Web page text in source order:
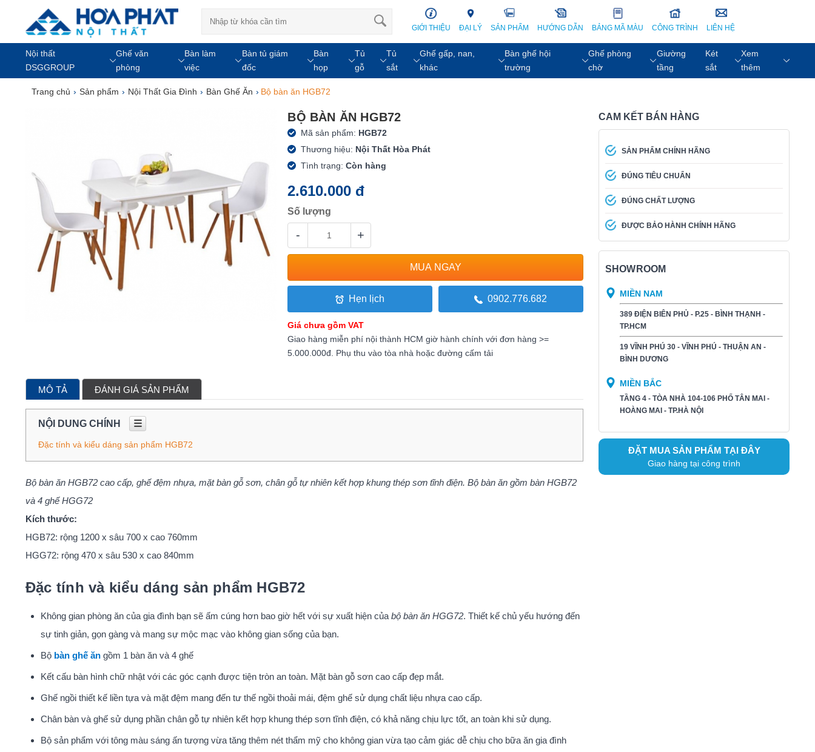
GIỚI THIỆU ĐẠI LÝ SẢN PHẨM HƯỚNG DẪN BẢNG MÃ MÀU CÔNG TRÌNH LIÊN HỆ
Nội thất
DSGGROUP
Ghế văn
phòng
Bàn làm
việc
Bàn tủ giám
đốc
Bàn
họp
Tủ
gỗ
Tủ
sắt
Ghế gấp, nan,
khác
Bàn ghế hội
trường
Ghế phòng
chờ
Giường
tầng
Két
sắt
Xem
thêm
Trang chủ › Sản phẩm › Nội Thất Gia Đình › Bàn Ghế Ăn › Bộ bàn ăn HGB72
BỘ BÀN ĂN HGB72
Mã sản phẩm: HGB72
Thương hiệu: Nội Thất Hòa Phát
Tình trạng:Còn hàng
2.610.000 đ
Số lượng
- +
Hẹn lịch 0902.776.682
Giá chưa gồm VAT
Giao hàng miễn phí nội thành HCM giờ hành chính với đơn hàng >=
5.000.000đ. Phụ thu vào tòa nhà hoặc đường cấm tải
MÔ TẢ ĐÁNH GIÁ SẢN PHẨM
NỘI DUNG CHÍNH ☰
Đặc tính và kiểu dáng sản phẩm HGB72
Bộ bàn ăn HGB72 cao cấp, ghế đệm nhựa, mặt bàn gỗ sơn, chân gỗ tự nhiên kết hợp khung thép sơn tĩnh điện. Bộ bàn ăn gồm bàn HGB72
và 4 ghế HGG72
Kích thước:
HGB72: rộng 1200 x sâu 700 x cao 760mm
HGG72: rộng 470 x sâu 530 x cao 840mm
Đặc tính và kiểu dáng sản phẩm HGB72
Không gian phòng ăn của gia đình bạn sẽ ấm cúng hơn bao giờ hết với sự xuất hiện của bộ bàn ăn HGG72. Thiết kế chủ yếu hướng đến
sự tinh giản, gọn gàng và mang sự mộc mạc vào không gian sống của bạn.
Bộ bàn ghế ăn gồm 1 bàn ăn và 4 ghế
Kết cấu bàn hình chữ nhật với các góc cạnh được tiện tròn an toàn. Mặt bàn gỗ sơn cao cấp đẹp mắt.
Ghế ngồi thiết kế liền tựa và mặt đệm mang đến tư thế ngồi thoải mái, đệm ghế sử dụng chất liệu nhựa cao cấp.
Chân bàn và ghế sử dụng phần chân gỗ tự nhiên kết hợp khung thép sơn tĩnh điện, có khả năng chịu lực tốt, an toàn khi sử dụng.
Bộ sản phẩm với tông màu sáng ấn tượng vừa tăng thêm nét thẩm mỹ cho không gian vừa tạo cảm giác dễ chịu cho bữa ăn gia đình
CAM KẾT BÁN HÀNG
SẢN PHẨM CHÍNH HÃNG
ĐÚNG TIÊU CHUẨN
ĐÚNG CHẤT LƯỢNG
ĐƯỢC BẢO HÀNH CHÍNH HÃNG
SHOWROOM
MIỀN NAM
389 ĐIỆN BIÊN PHỦ - P.25 - BÌNH THẠNH -
TP.HCM
19 VĨNH PHÚ 30 - VĨNH PHÚ - THUẬN AN -
BÌNH DƯƠNG​
MIỀN BẮC
TẦNG 4 - TÒA NHÀ 104-106 PHỐ TÂN MAI -
HOÀNG MAI - TP.HÀ NỘI
ĐẶT MUA SẢN PHẨM TẠI ĐÂY
Giao hàng tại công trình